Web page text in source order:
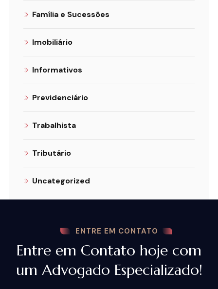
Família e Sucessões
Imobiliário
Informativos
Previdenciário
Trabalhista
Tributário
Uncategorized
ENTRE EM CONTATO
Entre em Contato hoje com
um Advogado Especializado!